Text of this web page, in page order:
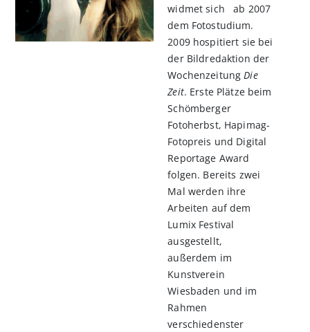
widmet sich ab 2007
dem Fotostudium.
2009 hospitiert sie bei
der Bildredaktion der
Wochenzeitung Die
Zeit. Erste Plätze beim
Schömberger
Fotoherbst, Hapimag-
Fotopreis und Digital
Reportage Award
folgen. Bereits zwei
Mal werden ihre
Arbeiten auf dem
Lumix Festival
ausgestellt,
außerdem im
Kunstverein
Wiesbaden und im
Rahmen
verschiedenster